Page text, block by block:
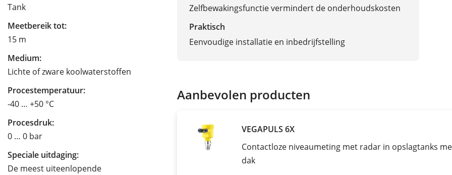
Tank
Meetbereik tot:
15 m
Medium:
Lichte of zware koolwaterstoffen
Procestemperatuur:
-40 … +50 °C
Procesdruk:
0 … 0 bar
Speciale uitdaging:
De meest uiteenlopende
Zelfbewakingsfunctie vermindert de onderhoudskosten
Praktisch
Eenvoudige installatie en inbedrijfstelling
Aanbevolen producten
VEGAPULS 6X
Contactloze niveaumeting met radar in opslagtanks
dak